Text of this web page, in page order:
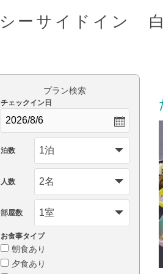
シーサイドイン
プラン検索
チェックイン日
泊数
人数
部屋数
お食事タイプ
朝食あり
夕食あり